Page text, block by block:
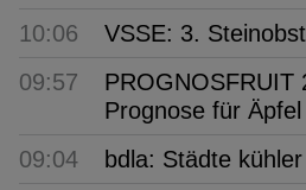
10:06
VSSE: 3.
09:57
PROGNOSFRUIT
Prognose für
09:04
bdla: Städte